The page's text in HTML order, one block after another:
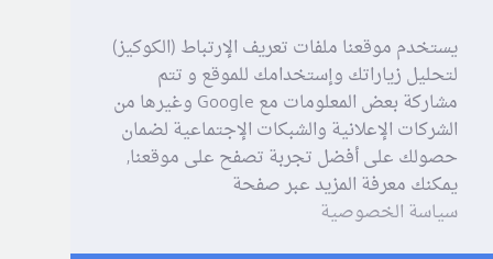
يستخدم موقعنا ملفات تعريف الإرتباط (الكوكيز)
لتحليل زياراتك وإستخدامك للموقع و تتم
مشاركة بعض المعلومات مع Google وغيرها من
الشركات الإعلانية والشبكات الإجتماعية لضمان
حصولك على أفضل تجربة تصفح على موقعنا,
يمكنك معرفة المزيد عبر صفحة
سياسة الخصوصية